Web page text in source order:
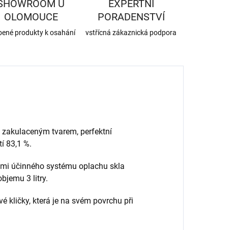
U
OLOMOUCE
produkty k osahání
EXPERTNÍ
PORADENSTVÍ
vstřícná zákaznická podpora
tvarem, perfektní
83,1 %.
účinného systému oplachu skla
3 litry.
kličky, která je na svém povrchu při